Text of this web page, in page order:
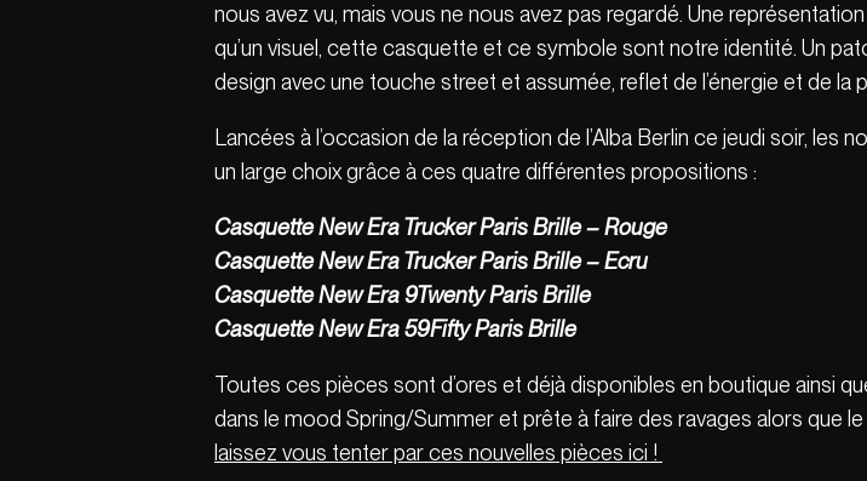
nous avez vu, mais vous ne nous avez pas regardé. Une
qu’un visuel, cette casquette et ce symbole sont notre identité. Un
design avec une touche street et assumée, reflet de l’énergie et de la
Lancées à l’occasion de la réception de l’Alba Berlin ce jeudi soir, les
un large choix grâce à ces quatre différentes propositions :
Casquette New Era Trucker Paris Brille – Rouge
Casquette New Era Trucker Paris Brille – Ecru
Casquette New Era 9Twenty Paris Brille
Casquette New Era 59Fifty Paris Brille
Toutes ces pièces sont d’ores et déjà disponibles en boutique ainsi
dans le mood Spring/Summer et prête à faire des ravages alors que
laissez vous tenter par ces nouvelles pièces ici !